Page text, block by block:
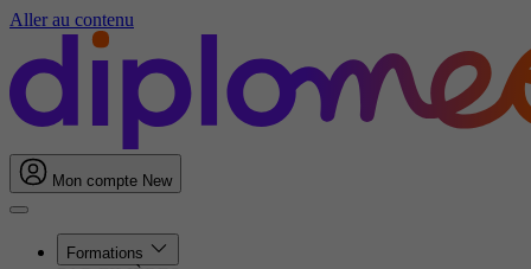
Aller au contenu
Mon compte New
Formations